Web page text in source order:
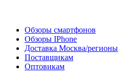
Обзоры смартфонов
Обзоры IPhone
Доставка Москва/регионы
Поставщикам
Оптовикам